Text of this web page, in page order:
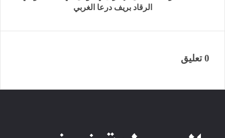
الرقاد ‏بريف درعا الغربي‎
0 تعليق